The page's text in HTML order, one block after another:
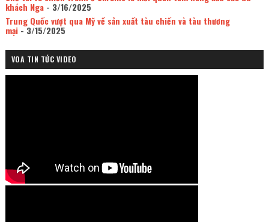
khách Nga- 3/16/2025
Trung Quốc vượt qua Mỹ về sản xuất tàu chiến và tàu thương
mại- 3/15/2025
VOA TIN TỨC VIDEO